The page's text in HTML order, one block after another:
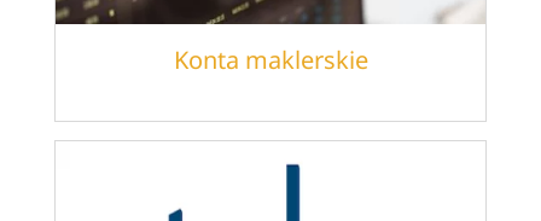
Konta maklerskie